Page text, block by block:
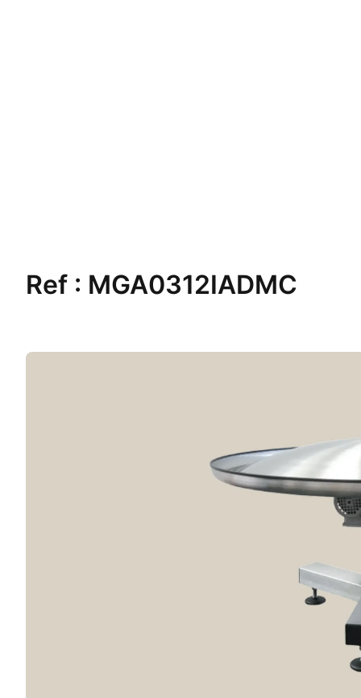
Ref : MGA0312IADMC